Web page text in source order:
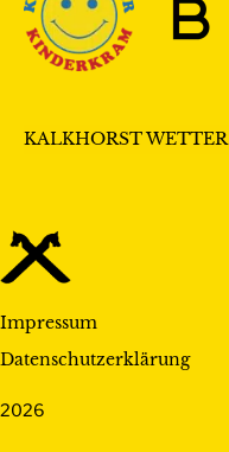
KALKHORST WETTER
2026
Impressum
Datenschutzerklärung